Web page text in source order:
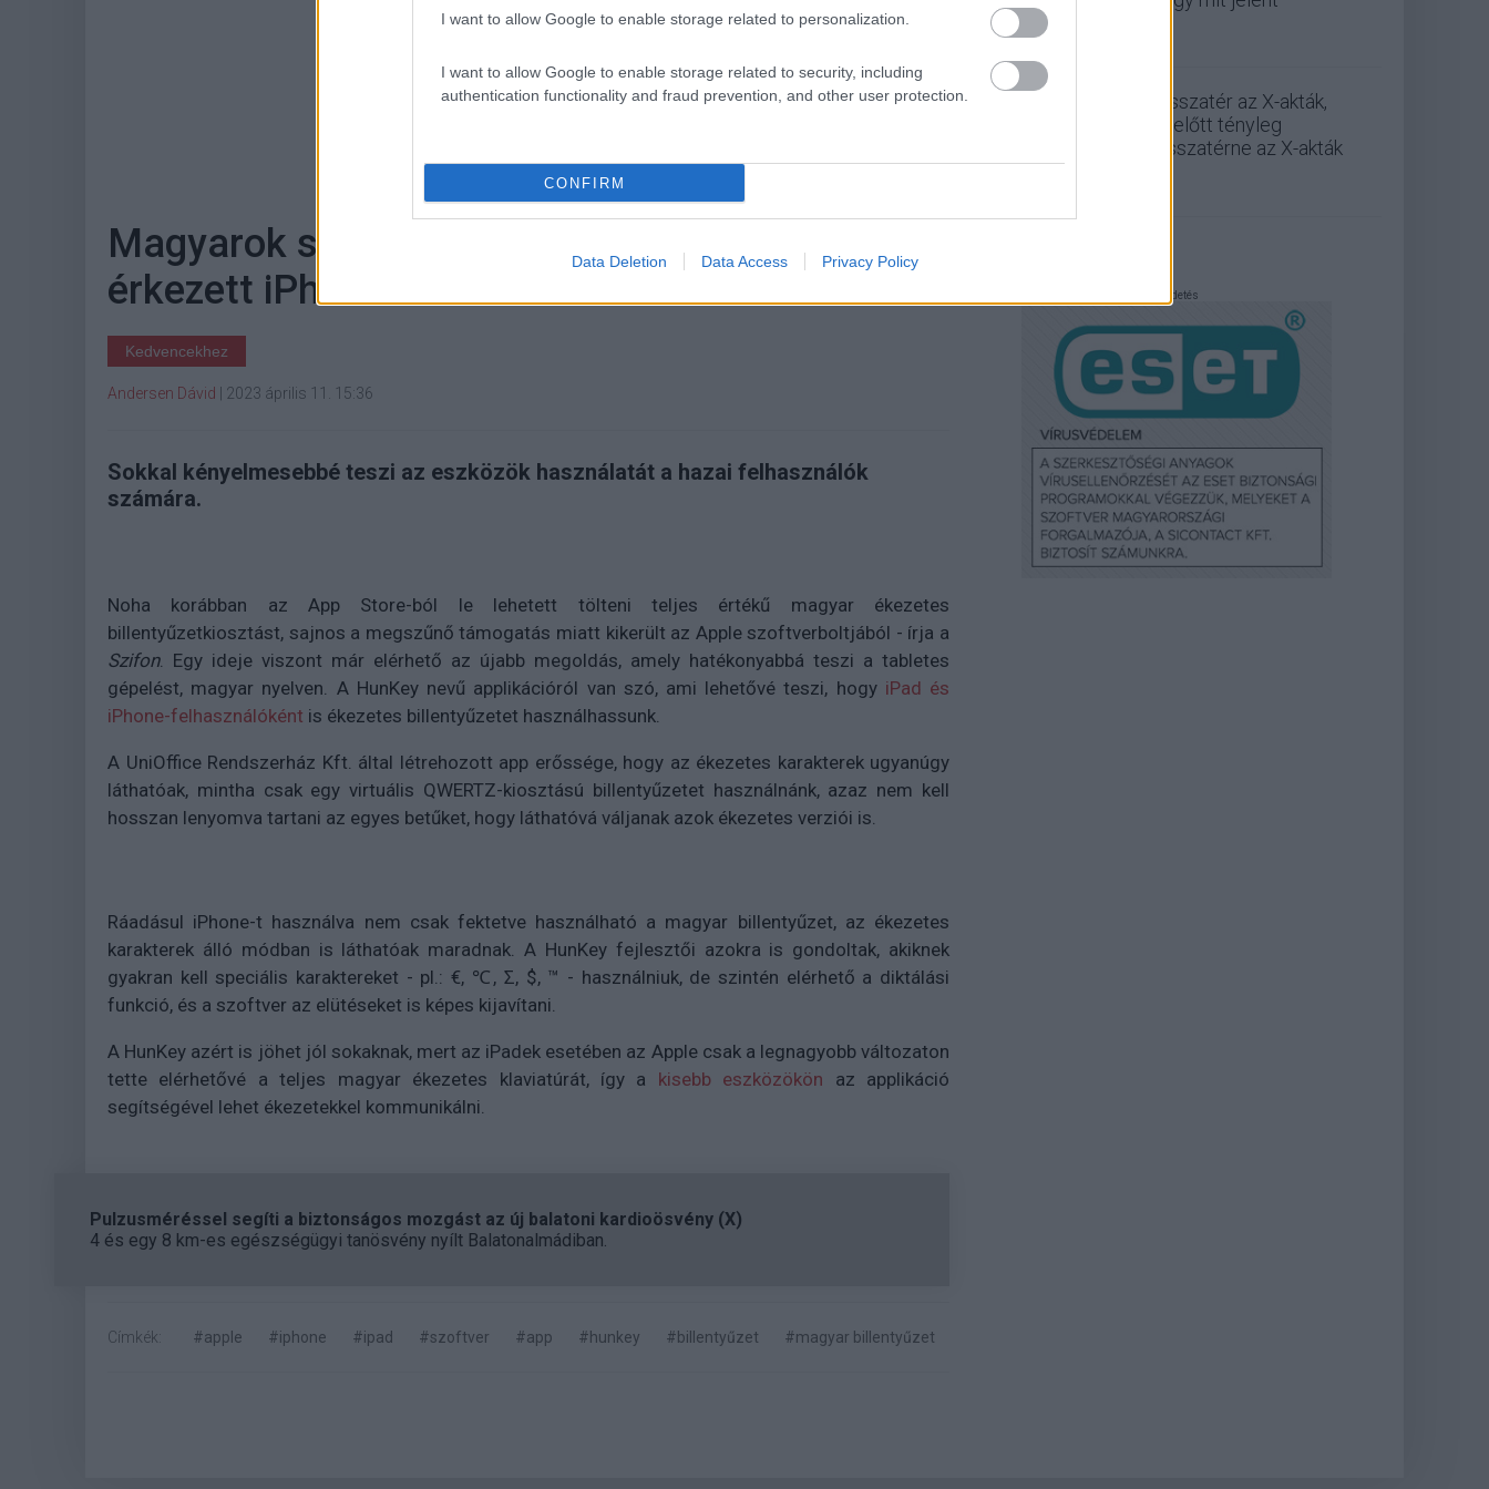
I want to allow Google to enable storage related to personalization.
I want to allow Google to enable storage related to security, including
authentication functionality and fraud prevention, and other user protection.
CONFIRM
Data Deletion Data Access Privacy Policy
Magyarok számára hiánypótló alkalmazás
érkezett iPhone-ra és iPadre
Kedvencekhez
Andersen Dávid 2023 április 11. 15:36
Sokkal kényelmesebbé teszi az eszközök használatát a hazai felhasználók
számára.
Noha korábban az App Store-ból le lehetett tölteni teljes értékű magyar ékezetes
billentyűzetkiosztást, sajnos a megszűnő támogatás miatt kikerült az Apple szoftverboltjából - írja a
Szifon. Egy ideje viszont már elérhető az újabb megoldás, amely hatékonyabbá teszi a tabletes
gépelést, magyar nyelven. A HunKey nevű applikációról van szó, ami lehetővé teszi, hogy iPad és
iPhone-felhasználóként is ékezetes billentyűzetet használhassunk.
A UniOffice Rendszerház Kft. által létrehozott app erőssége, hogy az ékezetes karakterek ugyanúgy
láthatóak, mintha csak egy virtuális QWERTZ-kiosztású billentyűzetet használnánk, azaz nem kell
hosszan lenyomva tartani az egyes betűket, hogy láthatóvá váljanak azok ékezetes verziói is.
Ráadásul iPhone-t használva nem csak fektetve használható a magyar billentyűzet, az ékezetes
karakterek álló módban is láthatóak maradnak. A HunKey fejlesztői azokra is gondoltak, akiknek
gyakran kell speciális karaktereket - pl.: €, ℃, Σ, $, ™ - használniuk, de szintén elérhető a diktálási
funkció, és a szoftver az elütéseket is képes kijavítani.
A HunKey azért is jöhet jól sokaknak, mert az iPadek esetében az Apple csak a legnagyobb változaton
tette elérhetővé a teljes magyar ékezetes klaviatúrát, így a kisebb eszközökön az applikáció
segítségével lehet ékezetekkel kommunikálni.
Pulzusméréssel segíti a biztonságos mozgást az új balatoni kardioösvény (X)
4 és egy 8 km-es egészségügyi tanösvény nyílt Balatonalmádiban.
Címkék: #apple #iphone #ipad #szoftver #app #hunkey #billentyűzet #magyar billentyűzet
Visszatér az X-akták,
mielőtt tényleg
visszatérne az X-akták
Hirdetés